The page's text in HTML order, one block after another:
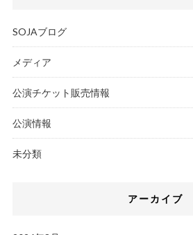
SOJAブログ
メディア
公演チケット販売情報
公演情報
未分類
アーカイブ